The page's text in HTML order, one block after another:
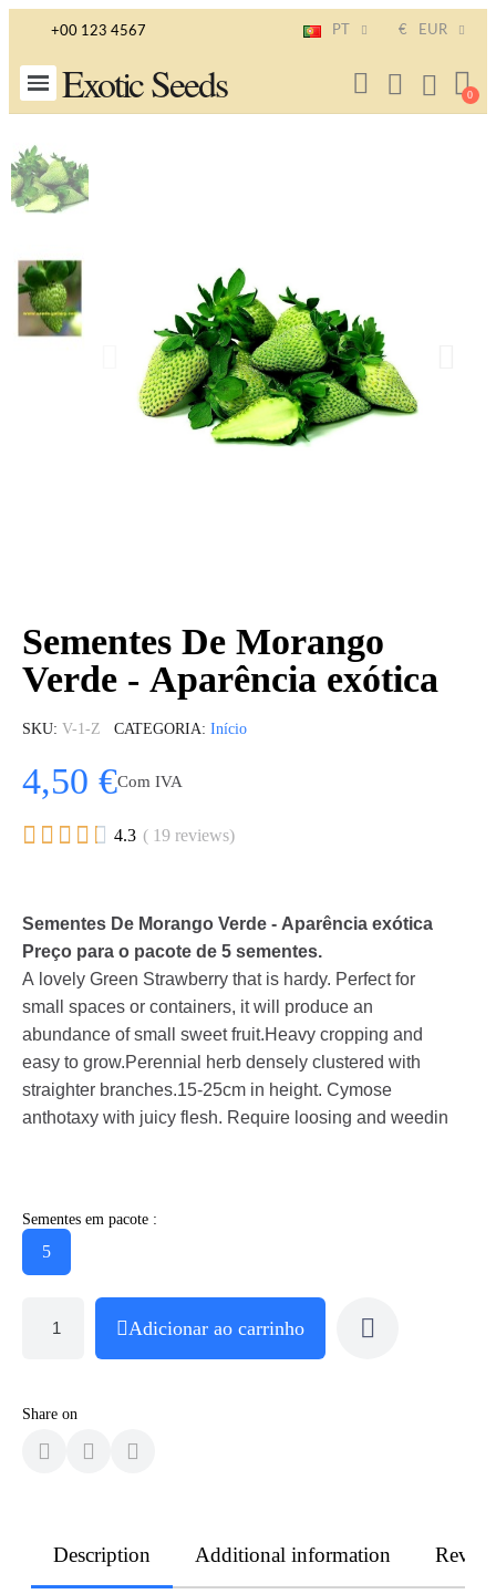
+00 123 4567 PT € EUR
Exotic Seeds
Sementes De Morango
Verde - Aparência exótica
SKU V-1-Z CATEGORIA Início
4,50 €Com IVA
     4.3 ( 19 reviews)
Sementes De Morango Verde - Aparência exótica
Preço para o pacote de 5 sementes.
A lovely Green Strawberry that is hardy. Perfect for
small spaces or containers, it will produce an
abundance of small sweet fruit.Heavy cropping and
easy to grow.Perennial herb densely clustered with
straighter branches.15-25cm in height. Cymose
anthotaxy with juicy flesh. Require loosing and weedin
Sementes em pacote :
5
Adicionar ao carrinho
Share on
Description Additional information